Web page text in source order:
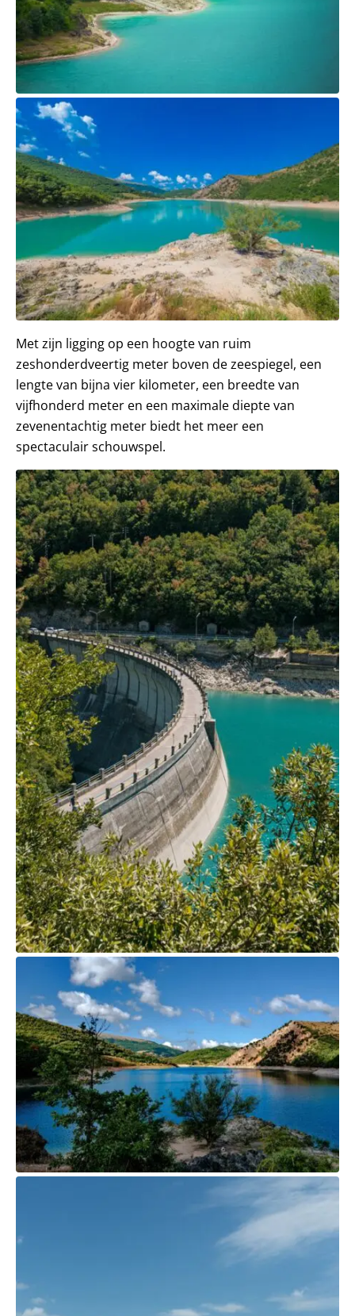
Met zijn ligging op een hoogte van ruim
zeshonderdveertig meter boven de zeespiegel, een
lengte van bijna vier kilometer, een breedte van
vijfhonderd meter en een maximale diepte van
zevenentachtig meter biedt het meer een
spectaculair schouwspel.